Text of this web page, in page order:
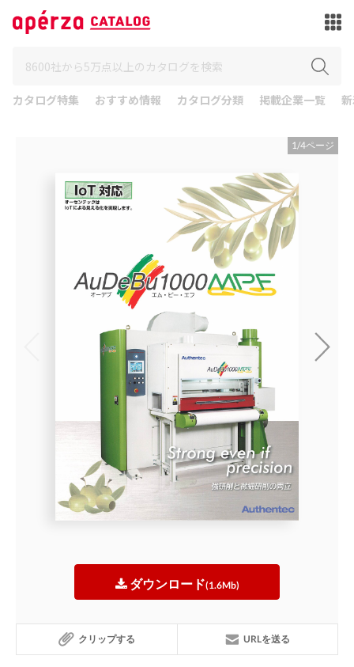
カタログ特集 おすすめ情報 カタログ分類 掲載企業一覧
1/4ページ
ダウンロード(1.6Mb)
クリップする URLを送る